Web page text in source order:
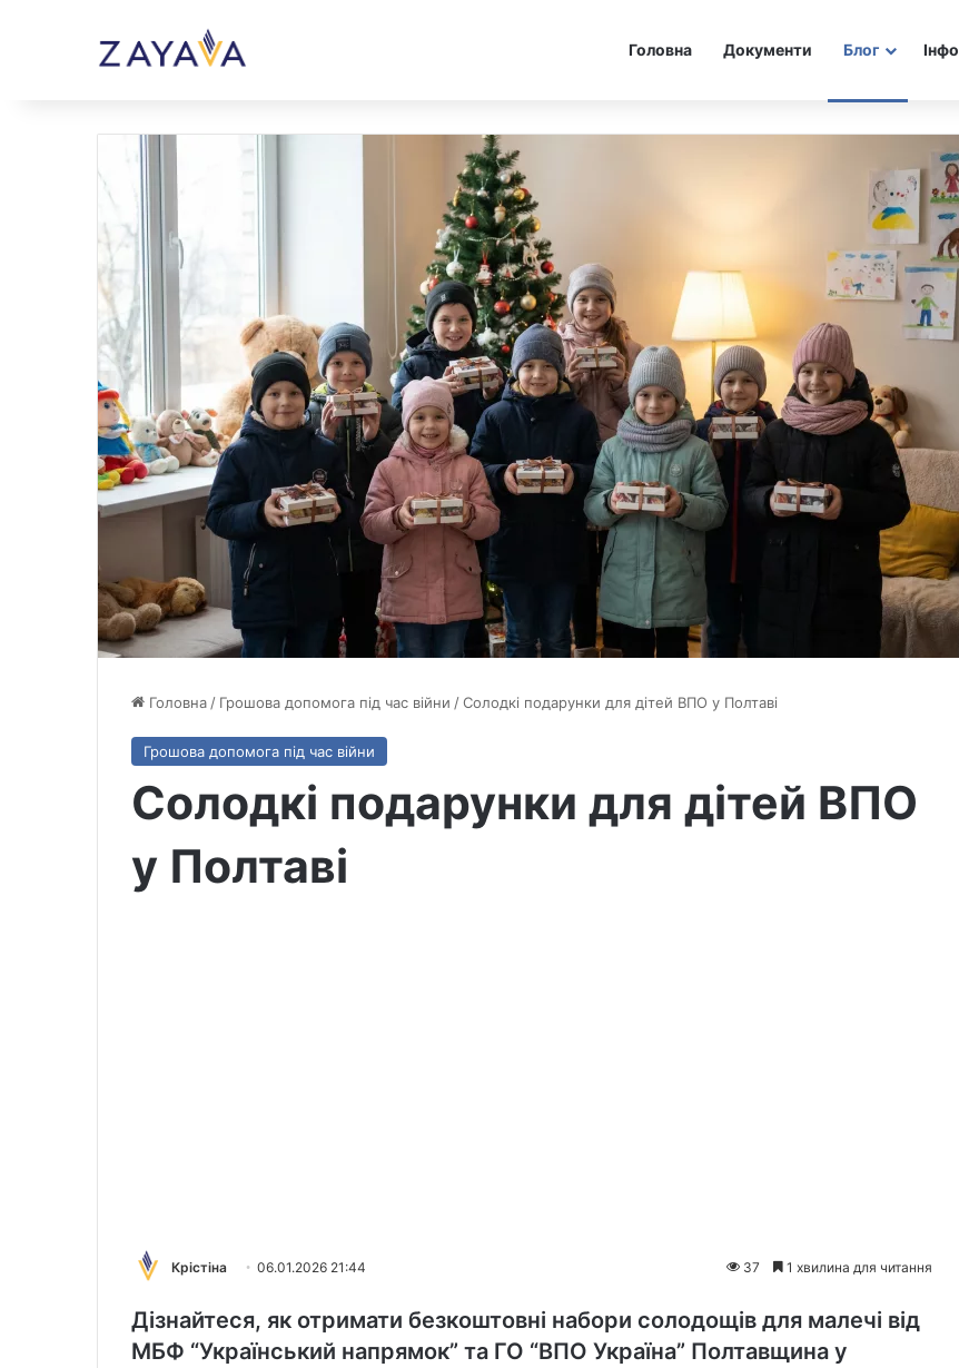
Головна Документи Блог Інфо
Головна / Грошова допомога під час війни /Солодкі подарунки для дітей ВПО у Полтаві
Грошова допомога під час війни
Солодкі подарунки для дітей ВПО
у Полтаві
Крістіна 06.01.2026 21:44 37 1 хвилина для читання
Дізнайтеся, як отримати безкоштовні набори солодощів для малечі від
МБФ “Український напрямок” та ГО “ВПО Україна” Полтавщина у